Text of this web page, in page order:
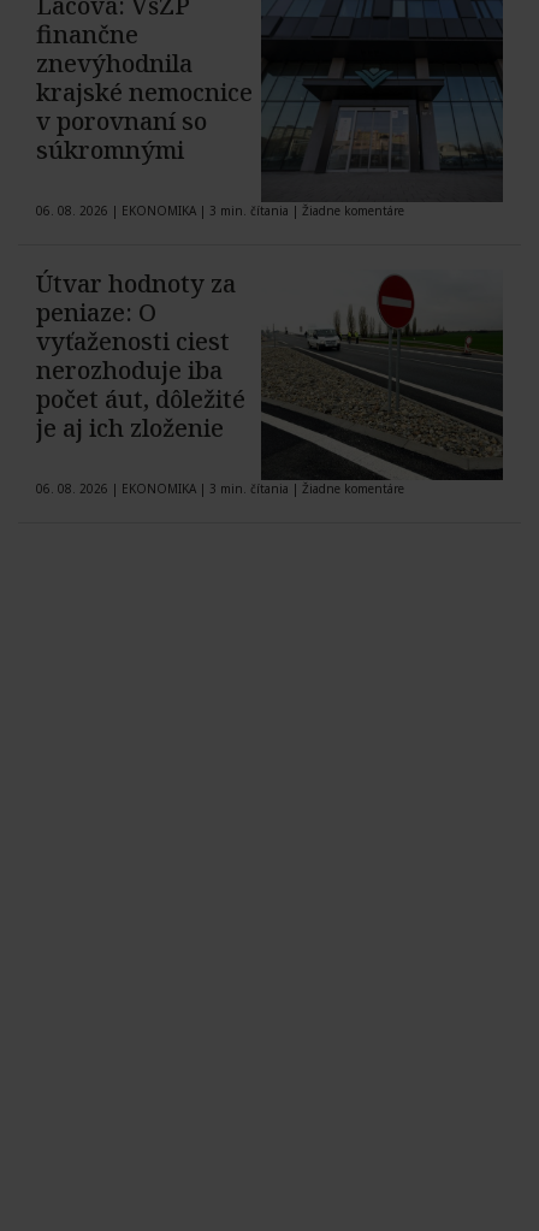
finančne
znevýhodnila
krajské nemocnice
v porovnaní so
súkromnými
06. 08. 2026 | EKONOMIKA | 3 min. čítania | Žiadne komentáre
Útvar hodnoty za
peniaze: O
vyťaženosti ciest
nerozhoduje iba
počet áut, dôležité
je aj ich zloženie
06. 08. 2026 | EKONOMIKA | 3 min. čítania | Žiadne komentáre